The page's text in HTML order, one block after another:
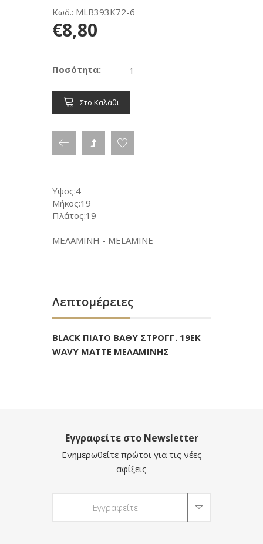
Κωδ.: MLB393K72-6
€8,80
Ποσότητα:
Στο Καλάθι
Υψος:4
Μήκος:19
Πλάτος:19
ΜΕΛΑΜΙΝΗ - MELAMINE
Λεπτομέρειες
BLACK ΠΙΑΤΟ ΒΑΘΥ ΣΤΡΟΓΓ. 19ΕΚ
WAVY MATTE ΜΕΛΑΜΙΝΗΣ
Εγγραφείτε στο Newsletter
Ενημερωθείτε πρώτοι για τις νέες
αφίξεις